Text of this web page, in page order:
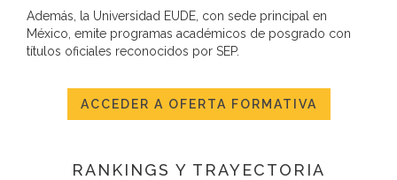
Además, la Universidad EUDE, con sede principal en
México, emite programas académicos de posgrado con
títulos oficiales reconocidos por SEP.
ACCEDER A OFERTA FORMATIVA
RANKINGS Y TRAYECTORIA